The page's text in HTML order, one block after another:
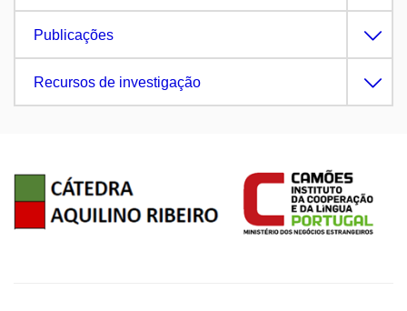
Publicações
Recursos de investigação